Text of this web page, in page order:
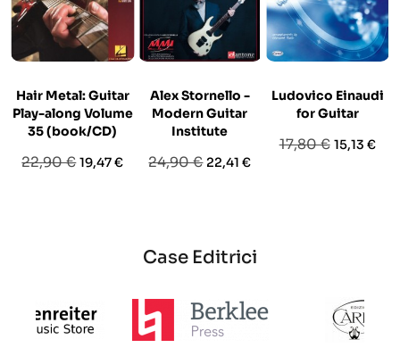
Hair Metal: Guitar
Play-along Volume
35 (book/CD)
Prezzo
22,90 €Prezzo
19,47 €
Alex Stornello -
Modern Guitar
Institute
Prezzo
24,90 € Prezzo
22,41 €
Ludovico Einaudi
for Guitar
Prezzo
17,80 € Prezzo
15,13 €
Case Editrici